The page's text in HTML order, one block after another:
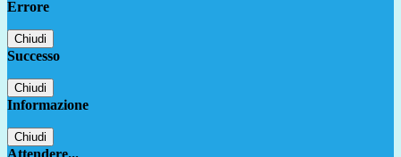
Errore
Chiudi
Successo
Chiudi
Informazione
Chiudi